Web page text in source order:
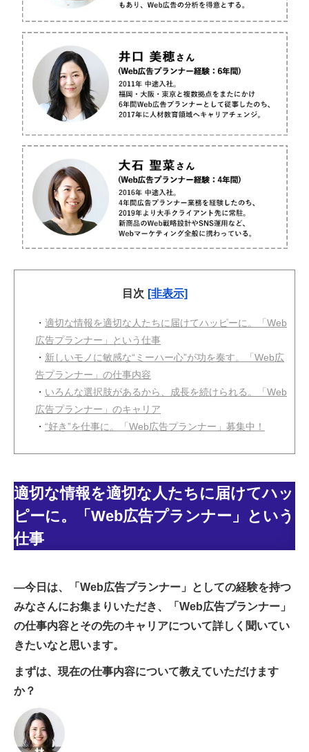
目次 [非表示]
・ 適切な情報を適切な人たちに届けてハッピーに。「Web
広告プランナー」という仕事
・ 新しいモノに敏感な“ミーハー心”が功を奏す。「Web広
告プランナー」の仕事内容
・ いろんな選択肢があるから、成長を続けられる。「Web
広告プランナー」のキャリア
・ “好き”を仕事に。「Web広告プランナー」募集中！
適切な情報を適切な人たちに届けてハッ
ピーに。「Web広告プランナー」という
仕事
―今日は、「Web広告プランナー」としての経験を持つ
みなさんにお集まりいただき、「Web広告プランナー」
の仕事内容とその先のキャリアについて詳しく聞いてい
きたいなと思います。
まずは、現在の仕事内容について教えていただけます
か？